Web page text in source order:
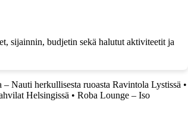
sijainnin, budjetin sekä halutut aktiviteetit ja
Nauti herkullisesta ruoasta Ravintola Lystissä •
Helsingissä • Roba Lounge – Iso